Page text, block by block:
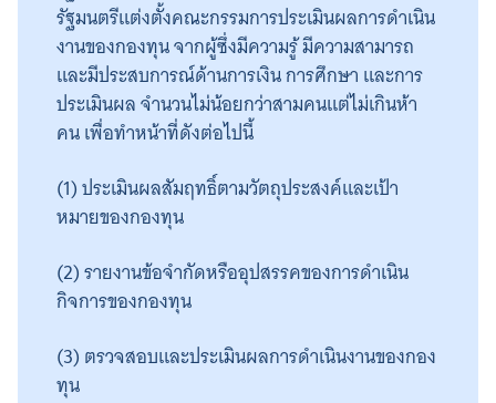
Search
รัฐมนตรีแต่งตั้งคณะกรรมการประเมินผลการดำเนิน
งานของกองทุน จากผู้ซึ่งมีความรู้ มีความสามารถ
และมีประสบการณ์ด้านการเงิน การศึกษา และการ
ประเมินผล จำนวนไม่น้อยกว่าสามคนแต่ไม่เกินห้า
คน เพื่อทำหน้าที่ดังต่อไปนี้
(1) ประเมินผลสัมฤทธิ์ตามวัตถุประสงค์และเป้า
หมายของกองทุน
(2) รายงานข้อจำกัดหรืออุปสรรคของการดำเนิน
กิจการของกองทุน
(3) ตรวจสอบและประเมินผลการดำเนินงานของกอง
ทุน